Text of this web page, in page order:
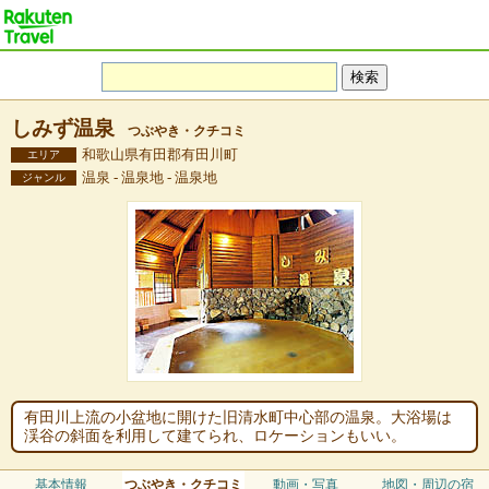
しみず温泉 つぶやき・クチコミ
エリア 和歌山県有田郡有田川町
ジャンル 温泉 - 温泉地 - 温泉地
有田川上流の小盆地に開けた旧清水町中心部の温泉。大浴場は
渓谷の斜面を利用して建てられ、ロケーションもいい。
基本情報 つぶやき・クチコミ 動画・写真 地図・周辺の宿